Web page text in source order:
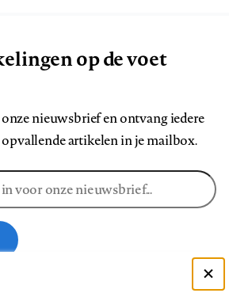
op de voet
nieuwsbrief en ontvang iedere
opvallende artikelen in je mailbox.